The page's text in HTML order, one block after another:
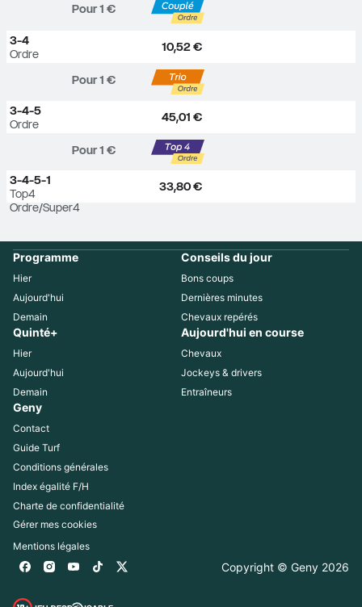
Pour 1 €
3-4
Ordre
10,52 €
Pour 1 €
3-4-5
Ordre
45,01 €
Pour 1 €
3-4-5-1
Top4
Ordre/Super4
33,80 €
Programme
Hier
Aujourd'hui
Demain
Conseils du jour
Bons coups
Dernières minutes
Chevaux repérés
Quinté+
Hier
Aujourd'hui
Demain
Aujourd'hui en course
Chevaux
Jockeys & drivers
Entraîneurs
Geny
Contact
Guide Turf
Conditions générales
Index égalité F/H
Charte de confidentialité
Gérer mes cookies
Mentions légales
Copyright © Geny 2026